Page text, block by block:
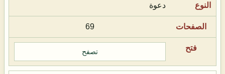
دعوة
69
تصفح